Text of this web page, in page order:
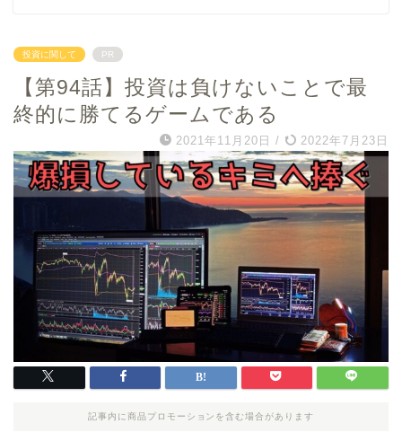
投資に関して PR
【第94話】投資は負けないことで最
終的に勝てるゲームである
2021年11月20日 / 2022年7月23日
記事内に商品プロモーションを含む場合があります